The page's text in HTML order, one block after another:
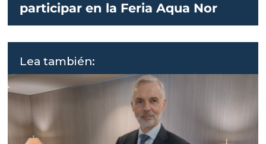
participar en la Feria Aqua Nor
Lea también: